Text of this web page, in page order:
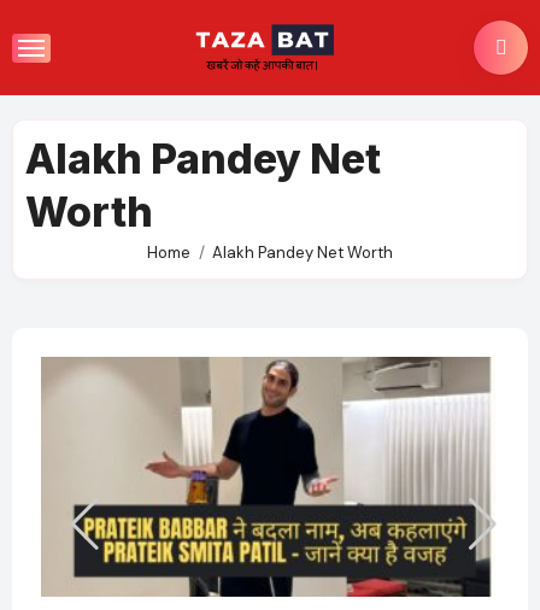
to
Alakh Pandey Net
Worth
Home Alakh Pandey Net Worth